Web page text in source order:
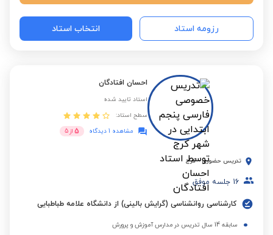
رزومه استاد انتخاب استاد
احسان افتادگان
استاد تایید شده
سطح استاد:
مشاهده 1 دیدگاه
5 از 5
تدریس حضوری - کرج
16 جلسه موفق
کارشناسی روانشناسی (گرایش بالینی) از دانشگاه علامه طباطبایی
سابقه 14 سال تدریس در مدارس آموزش و پرورش